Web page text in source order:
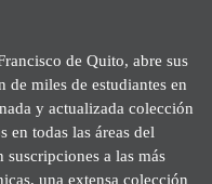
de Quito, abre sus
de miles de estudiantes en
y actualizada colección
en todas las áreas del
a las más
una extensa colección